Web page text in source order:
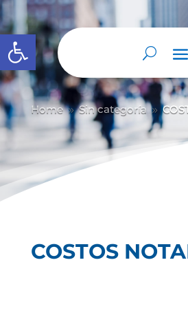
Abrir barra de herramientas
Home 9 Sin categoría 9
COSTOS